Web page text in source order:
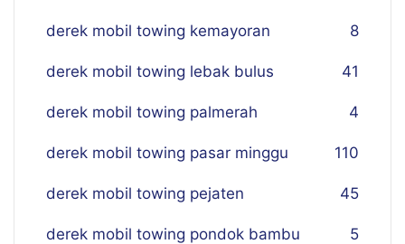
derek mobil towing kemayoran 8
derek mobil towing lebak bulus 41
derek mobil towing palmerah 4
derek mobil towing pasar minggu 110
derek mobil towing pejaten 45
derek mobil towing pondok bambu 5